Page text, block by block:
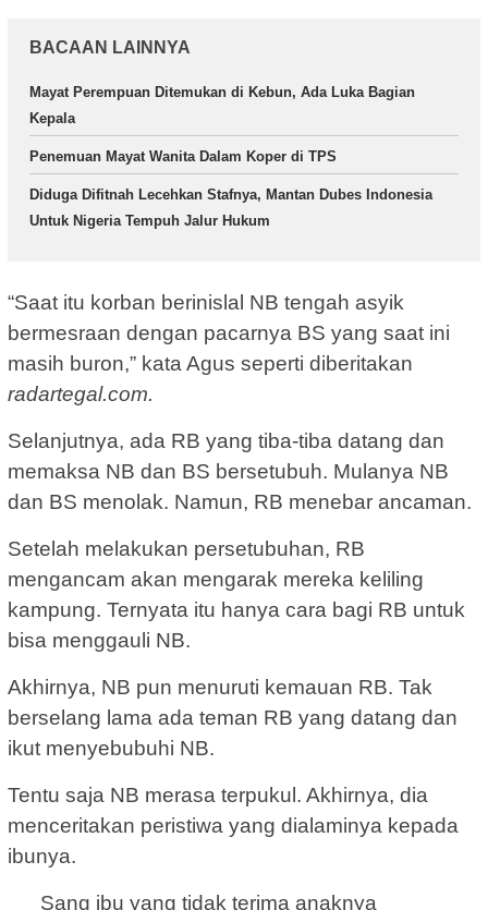
BACAAN LAINNYA
Mayat Perempuan Ditemukan di Kebun, Ada Luka Bagian
Kepala
Penemuan Mayat Wanita Dalam Koper di TPS
Diduga Difitnah Lecehkan Stafnya, Mantan Dubes Indonesia
Untuk Nigeria Tempuh Jalur Hukum
“Saat itu korban berinislal NB tengah asyik
bermesraan dengan pacarnya BS yang saat ini
masih buron,” kata Agus seperti diberitakan
radartegal.com.
Selanjutnya, ada RB yang tiba-tiba datang dan
memaksa NB dan BS bersetubuh. Mulanya NB
dan BS menolak. Namun, RB menebar ancaman.
Setelah melakukan persetubuhan, RB
mengancam akan mengarak mereka keliling
kampung. Ternyata itu hanya cara bagi RB untuk
bisa menggauli NB.
Akhirnya, NB pun menuruti kemauan RB. Tak
berselang lama ada teman RB yang datang dan
ikut menyebubuhi NB.
Tentu saja NB merasa terpukul. Akhirnya, dia
menceritakan peristiwa yang dialaminya kepada
ibunya.
Sang ibu yang tidak terima anaknya